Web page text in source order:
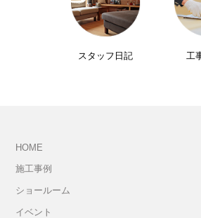
スタッフ日記 工
HOME
施工事例
ショールーム
イベント